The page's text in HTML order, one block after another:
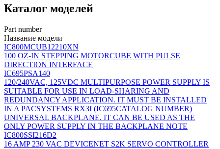
Каталог моделей
Part number
Название модели
IC800MCUB12210XN
100 OZ-IN STEPPING MOTORCUBE WITH PULSE
DIRECTION INTERFACE
IC695PSA140
120/240VAC, 125VDC MULTIPURPOSE POWER SUPPLY IS
SUITABLE FOR USE IN LOAD-SHARING AND
REDUNDANCY APPLICATION. IT MUST BE INSTALLED
IN A PACSYSTEMS RX3I (IC695CATALOG NUMBER)
UNIVERSAL BACKPLANE. IT CAN BE USED AS THE
ONLY POWER SUPPLY IN THE BACKPLANE NOTE
IC800SSI216D2
16 AMP 230 VAC DEVICENET S2K SERVO CONTROLLER